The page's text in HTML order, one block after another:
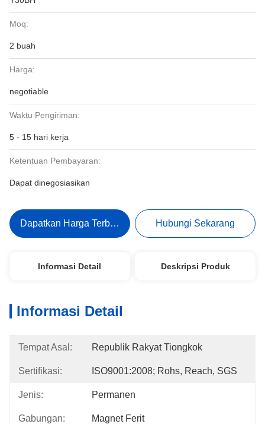
Moq:
2 buah
Harga:
negotiable
Waktu Pengiriman:
5 - 15 hari kerja
Ketentuan Pembayaran:
Dapat dinegosiasikan
Dapatkan Harga Terbaik Hubungi Sekarang
Informasi Detail Deskripsi Produk
Informasi Detail
Tempat Asal: Republik Rakyat Tiongkok
Sertifikasi: ISO9001:2008; Rohs, Reach, SGS
Jenis: Permanen
Gabungan: Magnet Ferit